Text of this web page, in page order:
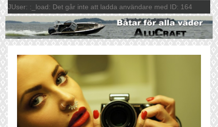
JUser: :_load: Det går inte att ladda användare med ID: 164